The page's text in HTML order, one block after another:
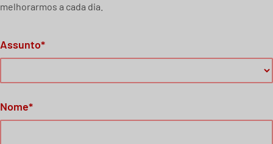
melhorarmos a cada dia.
Assunto*
Nome*